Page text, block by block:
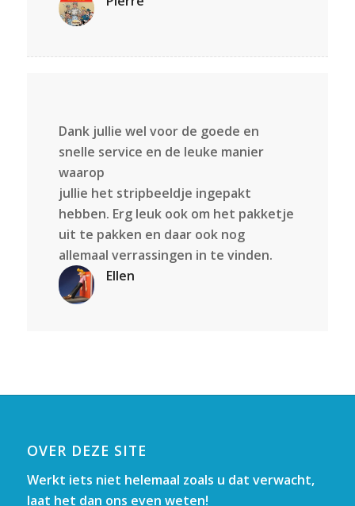
Dank jullie wel voor de goede en
snelle service en de leuke manier
waarop
jullie het stripbeeldje ingepakt
hebben. Erg leuk ook om het pakketje
uit te pakken en daar ook nog
allemaal verrassingen in te vinden.
Ellen
OVER DEZE SITE
Werkt iets niet helemaal zoals u dat verwacht,
laat het dan ons even weten!